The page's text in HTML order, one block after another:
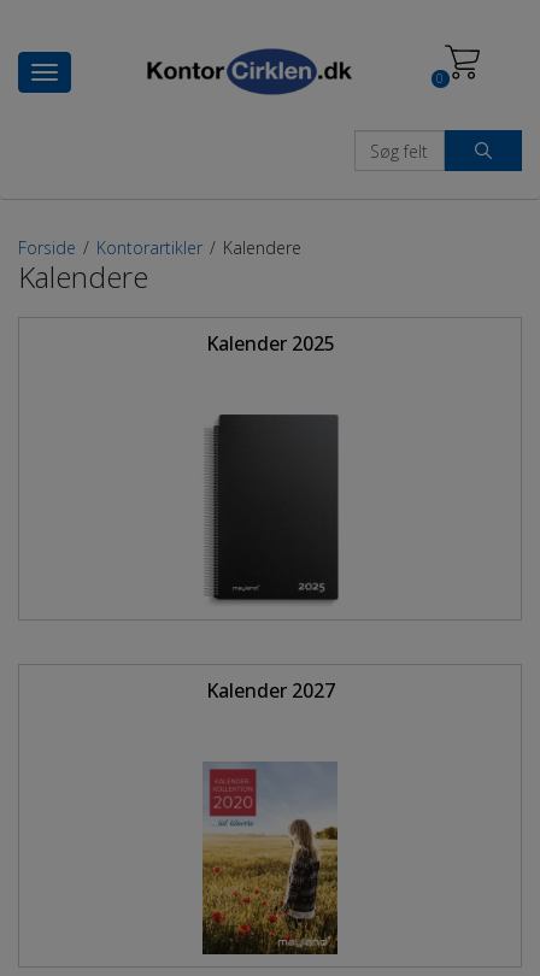
Toggle
navigation
0
Forside / Kontorartikler / Kalendere
Kalendere
Kalender 2025
Kalender 2027